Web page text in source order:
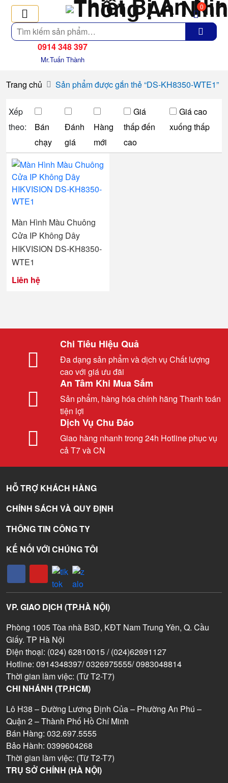
Tìm
kiếm
0
0914 348 397
Mr.Tuấn Thành
Trang chủ Sản phẩm được gắn thẻ “DS-KH8350-WTE1”
Xếp
theo:
Bán
chạy
Đánh
giá
Hàng
mới
Giá
thấp đến
cao
Giá cao
xuống thấp
Màn Hình Màu Chuông
Cửa IP Không Dây
HIKVISION DS-KH8350-
WTE1
Liên hệ
Chi Tiêu Hiệu Quả
Đa dạng sản phẩm và dịch vụ Chất lượng
cao với giá ưu đãi
An Tâm Khi Mua Sắm
Sản phẩm, hàng hóa chính hãng Thanh toán
tiện lợi
Dịch Vụ Chu Đáo
Giao hàng nhanh trong 24h Hotline phục vụ
cả T7 và CN
HỖ TRỢ KHÁCH HÀNG
CHÍNH SÁCH VÀ QUY ĐỊNH
THÔNG TIN CÔNG TY
KẾ NỐI VỚI CHÚNG TÔI
VP. GIAO DỊCH (TP.HÀ NỘI)
Phòng 1005 Tòa nhà B3D, KĐT Nam Trung Yên, Q. Cầu
Giấy. TP Hà Nội
Điện thoại: (024) 62810015 / (024)62691127
Hotline: 0914348397/ 0326975555/ 0983048814
Thời gian làm việc: (Từ T2-T7)
CHI NHÁNH (TP.HCM)
Lô H38 – Đường Lương Định Của – Phường An Phú –
Quận 2 – Thành Phố Hồ Chí Minh
Bán Hàng: 032.697.5555
Bảo Hành: 0399604268
Thời gian làm việc: (Từ T2-T7)
TRỤ SỞ CHÍNH (HÀ NỘI)